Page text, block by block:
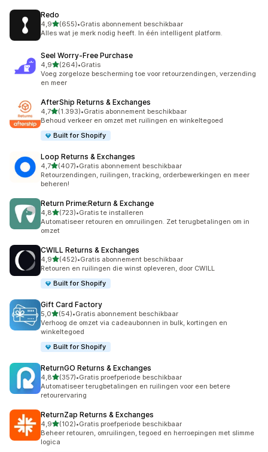
Redo
4,9van 5 sterren
(655)
655 recensies in totaal
•Gratis abonnement beschikbaar
Alles wat je merk nodig heeft. In één intelligent platform.
Seel Worry‑Free Purchase
4,9van 5 sterren
(264)
264 recensies in totaal
•Gratis
Voeg zorgeloze bescherming toe voor retourzendingen, verzending
en meer
AfterShip Returns & Exchanges
4,7van 5 sterren
(1.393)
1393 recensies in totaal
•Gratis abonnement beschikbaar
Behoud verkeer en omzet met ruilingen en winkeltegoed
Built for Shopify
Loop Returns & Exchanges
4,7van 5 sterren
(407)
407 recensies in totaal
•Gratis abonnement beschikbaar
Retourzendingen, ruilingen, tracking, orderbewerkingen en meer
beheren!
Return Prime:Return & Exchange
4,8van 5 sterren
(723)
723 recensies in totaal
•Gratis te installeren
Automatiseer retouren en omruilingen. Zet terugbetalingen om in
omzet
CWILL Returns & Exchanges
4,9van 5 sterren
(452)
452 recensies in totaal
•Gratis abonnement beschikbaar
Retouren en ruilingen die winst opleveren, door CWILL
Built for Shopify
Gift Card Factory
5,0van 5 sterren
(54)
54 recensies in totaal
•Gratis abonnement beschikbaar
Verhoog de omzet via cadeaubonnen in bulk, kortingen en
winkeltegoed
Built for Shopify
ReturnGO Returns & Exchanges
4,8van 5 sterren
(357)
357 recensies in totaal
•Gratis proefperiode beschikbaar
Automatiseer terugbetalingen en ruilingen voor een betere
retourervaring
ReturnZap Returns & Exchanges
4,9van 5 sterren
(102)
102 recensies in totaal
•Gratis proefperiode beschikbaar
Beheer retouren, omruilingen, tegoed en herroepingen met slimme
logica